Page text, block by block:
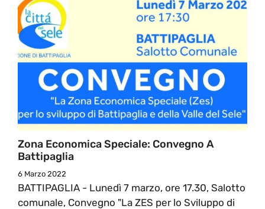
Zona Economica Speciale: Convegno A
Battipaglia
6 Marzo 2022
BATTIPAGLIA - Lunedì 7 marzo, ore 17.30, Salotto
comunale, Convegno "La ZES per lo Sviluppo di